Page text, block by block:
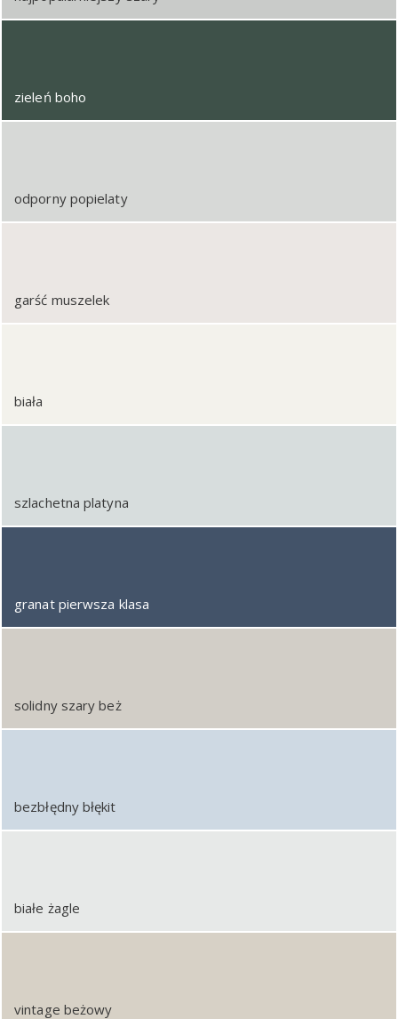
zieleń boho
odporny popielaty
garść muszelek
biała
szlachetna platyna
granat pierwsza klasa
solidny szary beż
bezbłędny błękit
białe żagle
vintage beżowy